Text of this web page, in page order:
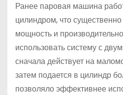
Ранее паровая машина
цилиндром, что
мощность и
использовать систему с
сначала действует на
затем подается в цилиндр
позволяло эффективнее